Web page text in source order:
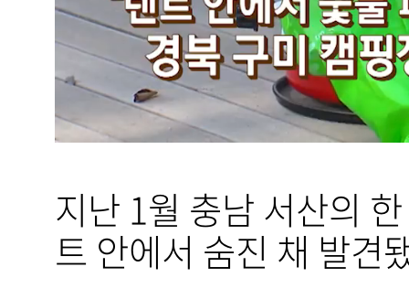
지난 1월 충남 서산의
트 안에서 숨진 채 발견